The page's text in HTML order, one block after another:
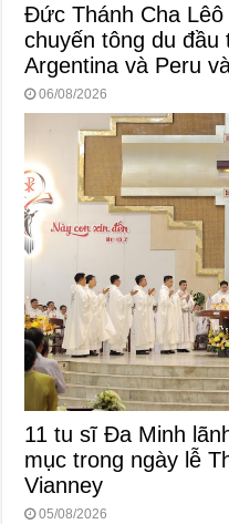
Đức Thánh Cha
chuyến tông du đầu
Argentina và Peru
06/08/2026
11 tu sĩ Đa Minh
mục trong ngày lễ
Vianney
05/08/2026